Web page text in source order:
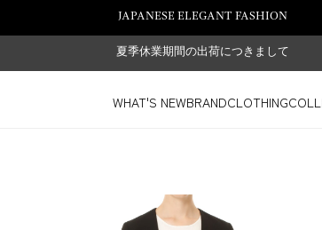
JAPANESE ELEGANT FASHION
夏季休業期間の出荷につきまして
WHAT'S NEWBRANDCLOTHING